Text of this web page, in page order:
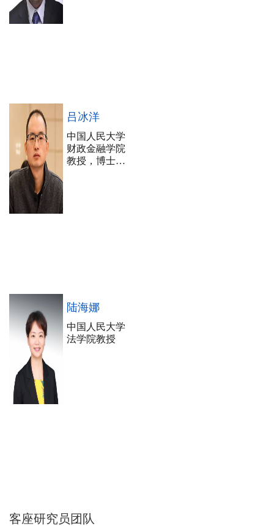
吕冰洋
中国人民大学
财政金融学院
教授，博士生
陆海娜
中国人民大学
法学院教授
客座研究员团队